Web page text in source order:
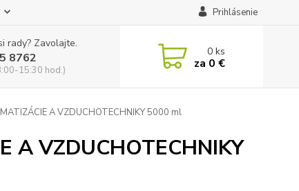
Prihlásenie
rady? Zavolajte.
8762
15:30 hod.)
0ks
za 0 €
A VZDUCHOTECHNIKY 5000 ml
A VZDUCHOTECHNIKY